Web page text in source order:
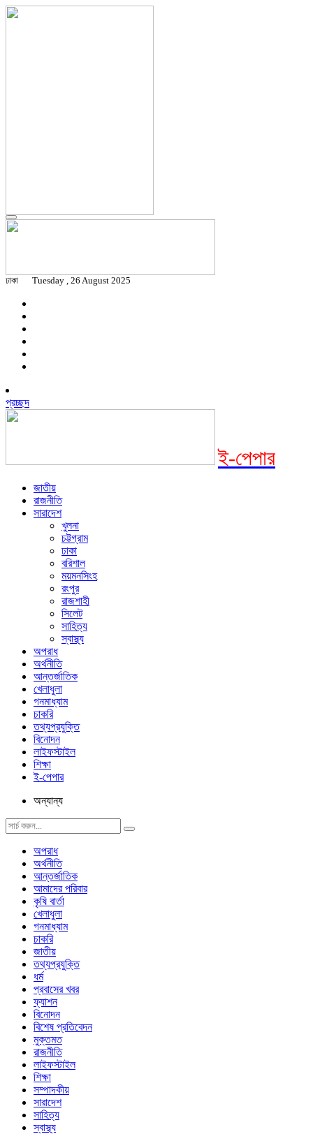
ঢাকা Tuesday , 26 August 2025
প্রচ্ছদ
ই-পেপার
জাতীয়
রাজনীতি
সারাদেশ
খুলনা
চট্টগ্রাম
ঢাকা
বরিশাল
ময়মনসিংহ
রংপুর
রাজশাহী
সিলেট
সাহিত্য
স্বাস্থ্য
অপরাধ
অর্থনীতি
আন্তর্জাতিক
খেলাধুলা
গনমাধ্যাম
চাকরি
তথ্যপ্রযুক্তি
বিনোদন
লাইফস্টাইল
শিক্ষা
ই-পেপার
অন্যান্য
অপরাধ
অর্থনীতি
আন্তর্জাতিক
আমাদের পরিবার
কৃষি বার্তা
খেলাধুলা
গনমাধ্যাম
চাকরি
জাতীয়
তথ্যপ্রযুক্তি
ধর্ম
প্রবাসের খবর
ফ্যাশন
বিনোদন
বিশেষ প্রতিবেদন
মুক্তমত
রাজনীতি
লাইফস্টাইল
শিক্ষা
সম্পাদকীয়
সারাদেশ
সাহিত্য
স্বাস্থ্য